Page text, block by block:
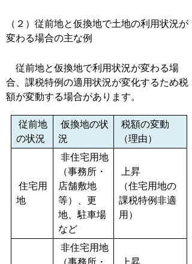
（２）従前地と仮換地で土地の利用状況が
変わる場合の主な例
従前地と仮換地で利用状況が変わる場
合、課税特例の適用状況が変化するため税
額が変動する場合があります。
従前地
の状況
仮換地の状
況
税額の変動
（理由）
住宅用
地
非住宅用地
（事務所・
店舗敷地
等）、更
地、駐車場
など
上昇
（住宅用地の
課税特例非適
用）
非住宅用地
（事務所・
上昇